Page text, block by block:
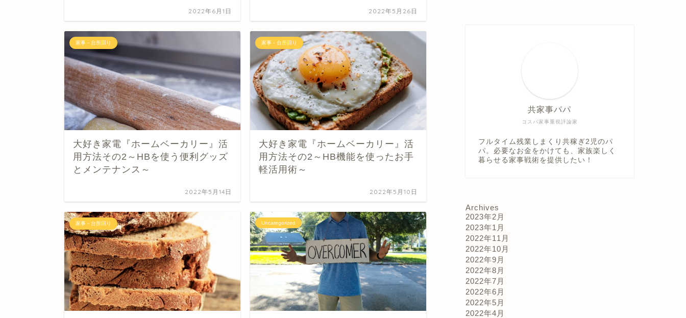
2022年6月1日 2022年5月26日
家事－台所回り
大好き家電『ホームベーカリー』活
用方法その2～HBを使う便利グッズ
とメンテナンス～
2022年5月14日
家事－台所回り
大好き家電『ホームベーカリー』活
用方法その2～HB機能を使ったお手
軽活用術～
2022年5月10日
家事－台所回り Uncategorized
大好き家電『ホームベーカリー』活
家事－台所回り
コスパ家事重視評論家
共家事パパ
フルタイム残業しまくり共稼ぎ2児のパ
パ。必要なお金をかけても、家族楽しく
暮らせる家事戦術を提供したい！
Archives
2023年2月
2023年1月
2022年11月
2022年10月
2022年9月
2022年8月
2022年7月
2022年6月
2022年5月
2022年4月